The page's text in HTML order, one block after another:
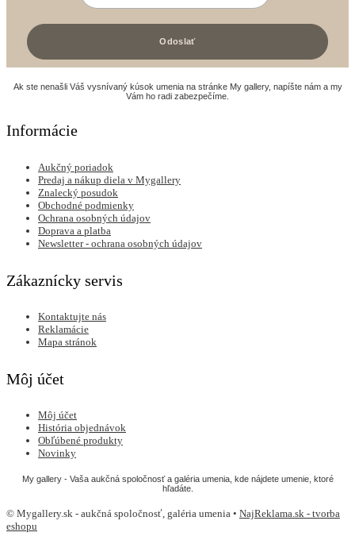
Ak ste nenašli Váš vysnívaný kúsok umenia na stránke My gallery, napíšte nám a my
Vám ho radi zabezpečíme.
Informácie
Aukčný poriadok
Predaj a nákup diela v Mygallery
Znalecký posudok
Obchodné podmienky
Ochrana osobných údajov
Doprava a platba
Newsletter - ochrana osobných údajov
Zákaznícky servis
Kontaktujte nás
Reklamácie
Mapa stránok
Môj účet
Môj účet
História objednávok
Obľúbené produkty
Novinky
My gallery - Vaša aukčná spoločnosť a galéria umenia, kde nájdete umenie, ktoré
hľadáte.
© Mygallery.sk - aukčná spoločnosť, galéria umenia • NajReklama.sk - tvorba
eshopu